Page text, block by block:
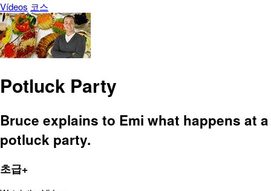
Vídeos 코스
Potluck Party
Bruce explains to Emi what happens at a
potluck party.
초급+